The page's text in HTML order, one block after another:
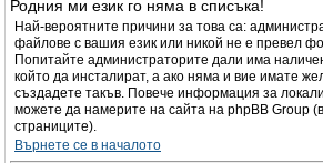
Родния ми език го няма в списъка!
Най-вероятните причини за това са:
файлове с вашия език или никой не е превел
Попитайте администраторите дали има
който да инсталират, а ако няма и вие имате
създадете такъв. Повече информация за
можете да намерите на сайта на phpBB Group
страниците).
Върнете се в началото